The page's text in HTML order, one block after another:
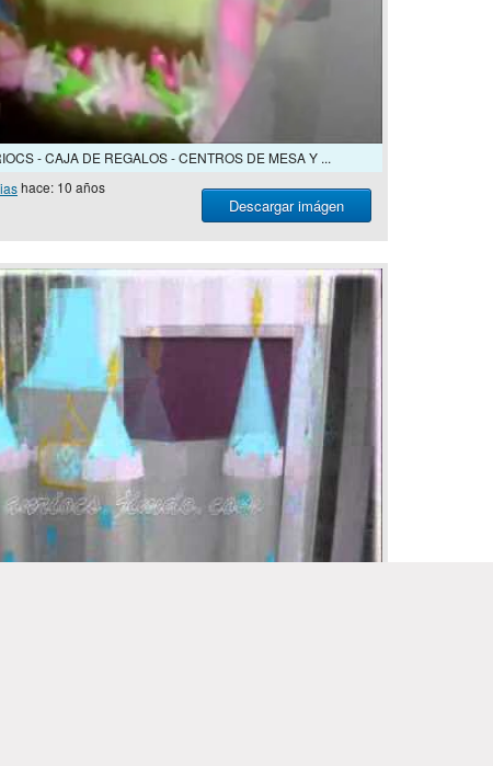
- CAJA DE REGALOS - CENTROS DE MESA Y ...
Descargar imágen
hace: 10 años